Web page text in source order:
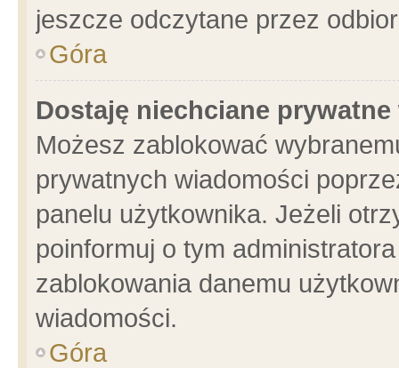
jeszcze odczytane przez
Góra
Dostaję niechciane
Możesz zablokować
prywatnych wiadomości
panelu użytkownika. Jeżeli
poinformuj o tym
zablokowania danemu
wiadomości.
Góra